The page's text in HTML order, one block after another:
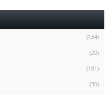
(134)
(20)
(181)
(30)